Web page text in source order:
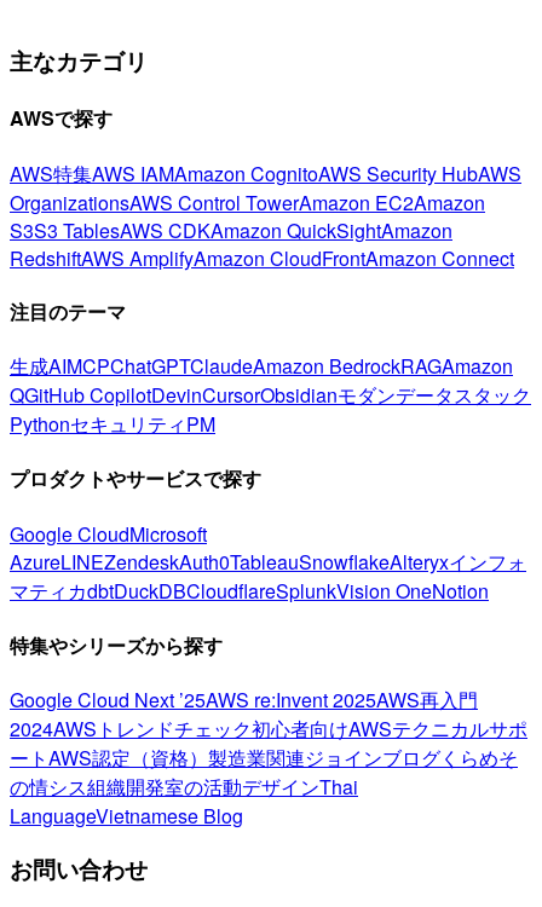
主なカテゴリ
AWSで探す
AWS特集AWS IAMAmazon CognitoAWS Security HubAWS
OrganizationsAWS Control TowerAmazon EC2Amazon
S3S3 TablesAWS CDKAmazon QuickSightAmazon
RedshiftAWS AmplifyAmazon CloudFrontAmazon Connect
注目のテーマ
生成AIMCPChatGPTClaudeAmazon BedrockRAGAmazon
QGitHub CopilotDevinCursorObsidianモダンデータスタック
PythonセキュリティPM
プロダクトやサービスで探す
Google CloudMicrosoft
AzureLINEZendeskAuth0TableauSnowflakeAlteryxインフォ
マティカdbtDuckDBCloudflareSplunkVision OneNotion
特集やシリーズから探す
Google Cloud Next ’25AWS re:Invent 2025AWS再入門
2024AWSトレンドチェック初心者向けAWSテクニカルサポ
ートAWS認定（資格） 製造業関連ジョインブログくらめそ
の情シス組織開発室の活動デザインThai
LanguageVietnamese Blog
お問い合わせ